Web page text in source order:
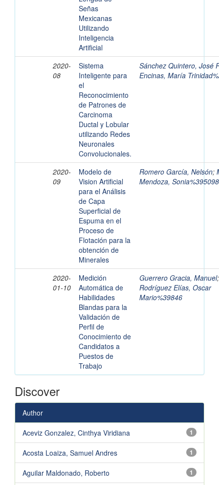
Señas
Mexicanas
Utilizando
Inteligencia
Artificial
2020-
08
Sistema
Inteligente para
el
Reconocimiento
de Patrones de
Carcinoma
Ductal y Lobular
utilizando Redes
Neuronales
Convolucionales.
Sánchez Quintero, José
Encinas, María
2020-
09
Modelo de
Vision Artificial
para el Análisis
de Capa
Superficial de
Espuma en el
Proceso de
Flotación para la
obtención de
Minerales
Romero García, Nelsón;
Mendoza, Sonia%395098
2020-
01-10
Medición
Automática de
Habilidades
Blandas para la
Validación de
Perfil de
Conocimiento de
Candidatos a
Puestos de
Trabajo
Guerrero Gracia, Manuel;
Rodríguez Elías, Oscar
Mario%39846
Discover
Author
1
Aceviz Gonzalez, Cinthya Viridiana
1
Acosta Loaiza, Samuel Andres
1
Aguilar Maldonado, Roberto